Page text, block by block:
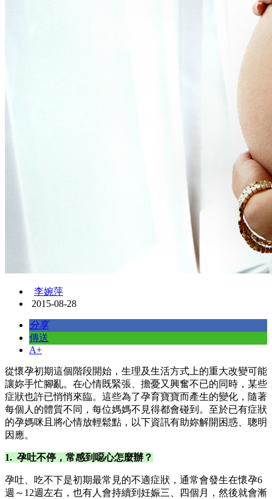
李婉萍
2015-08-28
分享
傳送
A+
從懷孕初期這個階段開始，生理及生活方式上的重大改變可能
讓妳手忙腳亂。在心情既緊張、擔憂又興奮不已的同時，某些
症狀也許已悄悄來臨。這些為了孕育寶寶而產生的變化，隨著
每個人的體質不同，每位媽媽不見得都會碰到。至於已有症狀
的孕媽咪且將心情放輕鬆點，以下資訊有助妳解開困惑、聰明
因應。
1. 孕吐不停，常感到噁心怎麼辦？
孕吐、吃不下是初期最常見的不適症狀，通常會發生在懷孕6
週～12週左右，也有人會持續到妊娠三、四個月，然後就會漸